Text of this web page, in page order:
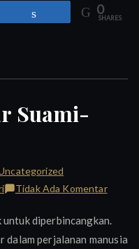
0
SHARES
Suami-
Tidak Ada Komentarpada
Suami-
untuk diperbincangkan.
dalam perjalanan manusia